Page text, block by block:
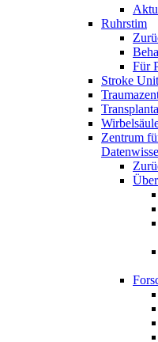
Ruhrstim
Für
Stroke Unit
Zentrum